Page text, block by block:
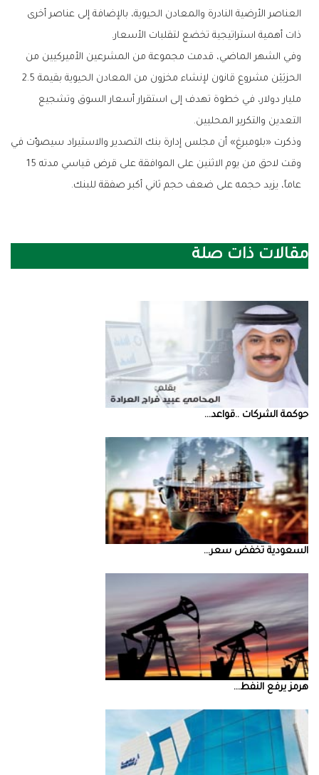
العناصر الأرضية النادرة والمعادن الحيوية، بالإضافة إلى عناصر أخرى
ذات أهمية استراتيجية تخضع لتقلبات الأسعار.
وفي الشهر الماضي، قدمت مجموعة من المشرعين الأميركيين من
الحزبَيْن مشروع قانون لإنشاء مخزون من المعادن الحيوية بقيمة 2.5
مليار دولار، في خطوة تهدف إلى استقرار أسعار السوق وتشجيع
التعدين والتكرير المحليين.
وذكرت «بلومبرغ» أن مجلس إدارة بنك التصدير والاستيراد سيصوّت في
وقت لاحق من يوم الاثنين على الموافقة على قرض قياسي مدته 15
عاماً، يزيد حجمه على ضعف حجم ثاني أكبر صفقة للبنك.
مقالات ذات صلة
حوكمة‭ ‬الشركات‭.. ‬قواعد‭ ...
السعودية‭ ‬تخفض‭ ‬سعر‭ ...
‮‬هرمز‮‬‭ ‬يرفع‭ ‬النفط‭ ...